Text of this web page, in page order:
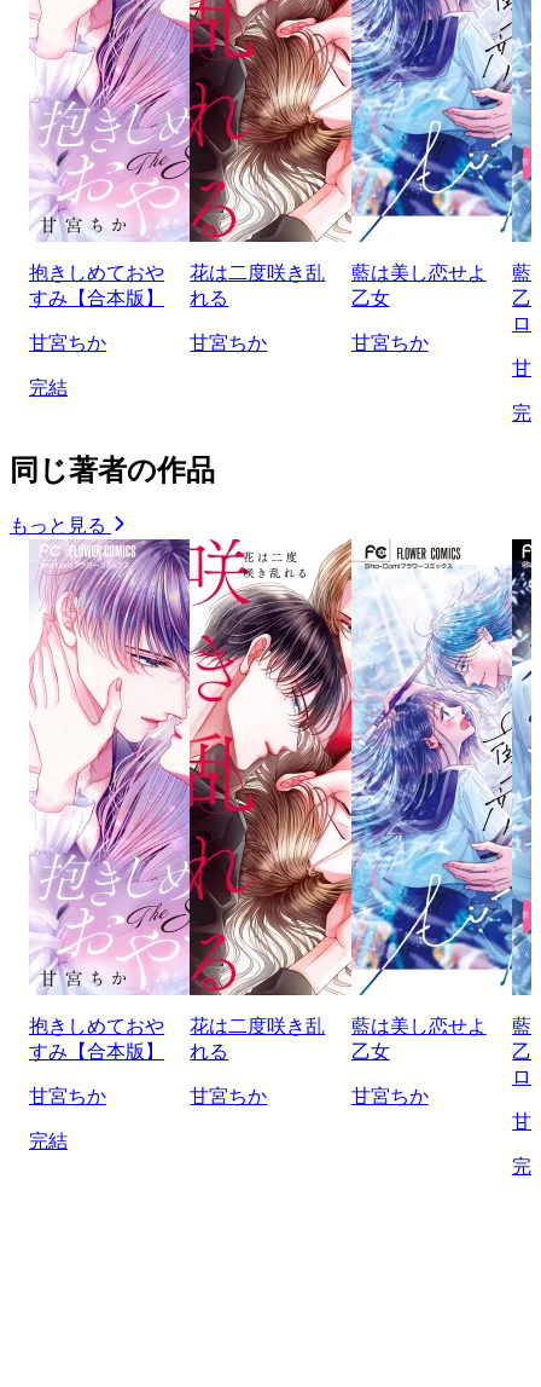
抱きしめておや
すみ【合本版】
甘宮ちか
完結
花は二度咲き乱
れる
甘宮ちか
藍は美し恋せよ
乙女
甘宮ちか
藍
乙
ロ
甘
完
同じ著者の作品
もっと見る
抱きしめておや
すみ【合本版】
甘宮ちか
完結
花は二度咲き乱
れる
甘宮ちか
藍は美し恋せよ
乙女
甘宮ちか
藍
乙
ロ
甘
完